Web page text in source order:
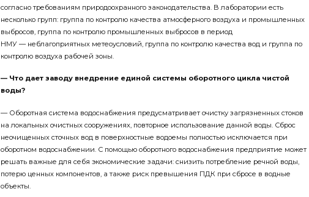
согласно требованиям природоохранного законодательства. В лаборатории есть
несколько групп: группа по контролю качества атмосферного воздуха и промышленных
выбросов, группа по ­контролю промышленных выбросов в период
НМУ — неблагоприятных метеоусловий, группа по контролю качества вод и группа по
контролю воздуха рабочей зоны.
— Что дает заводу внедрение единой ­системы оборотного цикла чистой
воды?
— Оборотная система водоснабжения предусматривает очистку загрязненных стоков
на локальных очистных сооружениях, повторное использование данной воды. Сброс
неочищенных сточных вод в поверхностные водоемы полностью исключается при
оборотном водоснабжении. С помощью оборотного водоснабжения предприятие может
решать важные для себя экономические задачи: снизить потребление речной воды,
потерю ценных компонентов, а также риск превышения ПДК при сбросе в водные
объекты.